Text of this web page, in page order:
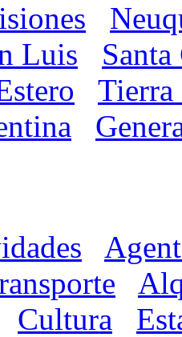
Luis
Tierra
Cultura